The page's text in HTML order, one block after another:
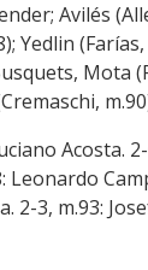
Avilés
Yedlin (Farías,
Mota
Acosta.
Leonardo
2-3, m.93: